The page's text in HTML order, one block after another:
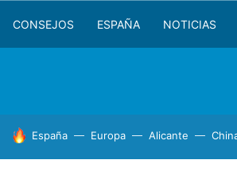
CONSEJOS ESPAÑA NOTICIAS
HOY SE HABLA DE
España Europa Alicante